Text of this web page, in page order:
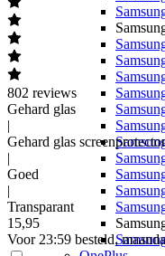
802 reviews
Gehard glas
|
Gehard glas screenprotector
|
Goed
|
Transparant
15,95
Voor 23:59 besteld,